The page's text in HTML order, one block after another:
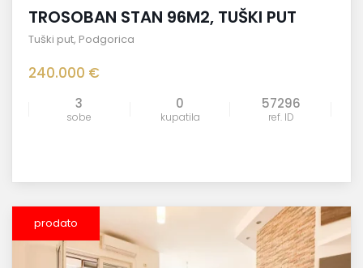
TROSOBAN STAN 96M2, TUŠKI PUT
Tuški put, Podgorica
240.000 €
3
sobe
0
kupatila
57296
ref. ID
prodato